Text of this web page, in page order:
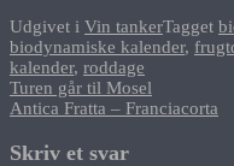
Udgivet i Vin tankerTagget
biodynamiske kalender,
kalender, roddage
Indlægsnavigation
Turen går til Mosel
Antica Fratta – Franciacorta
Skriv et svar